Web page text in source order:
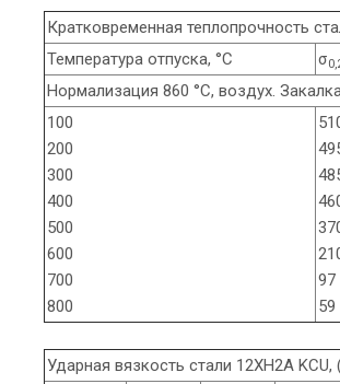
Кратковременная теплопрочность
Температура отпуска, °С
σ
Нормализация 860 °С, воздух.
100
200
300
400
500
600
700
800
97
59
Ударная вязкость стали 12ХН2А